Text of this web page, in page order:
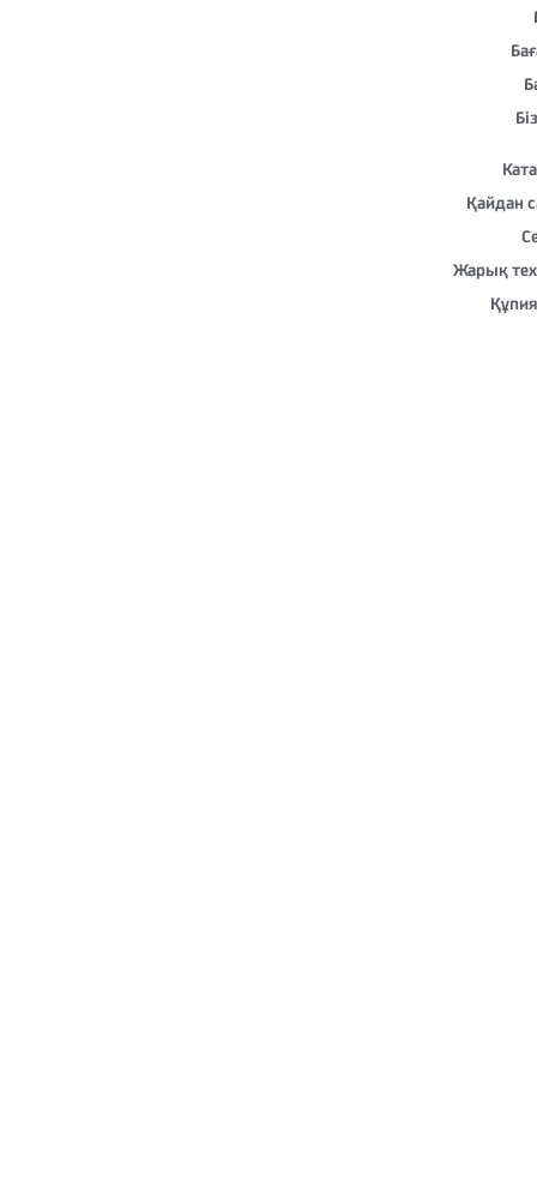
Қайдан
Жарық